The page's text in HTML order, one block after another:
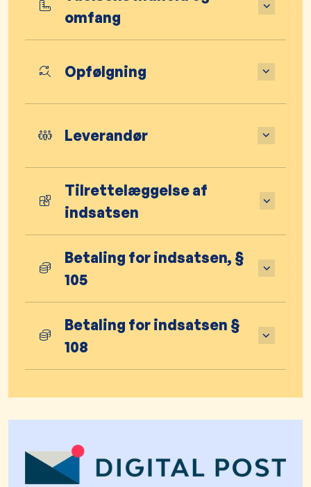
omfang
Opfølgning
Leverandør
Tilrettelæggelse af
indsatsen
Betaling for indsatsen, §
105
Betaling for indsatsen §
108